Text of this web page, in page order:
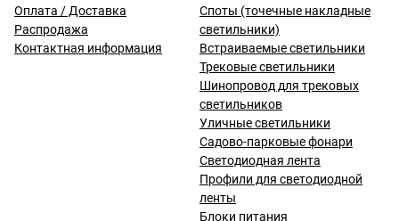
Оплата / Доставка
Распродажа
Контактная информация
Споты (точечные накладные
светильники)
Встраиваемые светильники
Трековые светильники
Шинопровод для трековых
светильников
Уличные светильники
Садово-парковые фонари
Светодиодная лента
Профили для светодиодной
ленты
Блоки питания